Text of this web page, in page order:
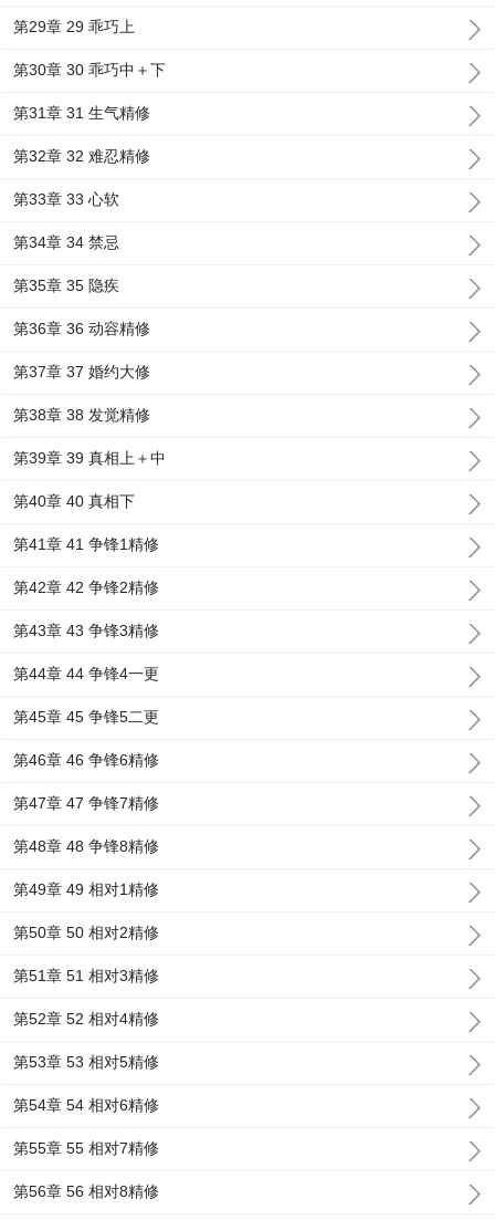
第29章 29 乖巧上
第30章 30 乖巧中＋下
第31章 31 生气精修
第32章 32 难忍精修
第33章 33 心软
第34章 34 禁忌
第35章 35 隐疾
第36章 36 动容精修
第37章 37 婚约大修
第38章 38 发觉精修
第39章 39 真相上＋中
第40章 40 真相下
第41章 41 争锋1精修
第42章 42 争锋2精修
第43章 43 争锋3精修
第44章 44 争锋4一更
第45章 45 争锋5二更
第46章 46 争锋6精修
第47章 47 争锋7精修
第48章 48 争锋8精修
第49章 49 相对1精修
第50章 50 相对2精修
第51章 51 相对3精修
第52章 52 相对4精修
第53章 53 相对5精修
第54章 54 相对6精修
第55章 55 相对7精修
第56章 56 相对8精修